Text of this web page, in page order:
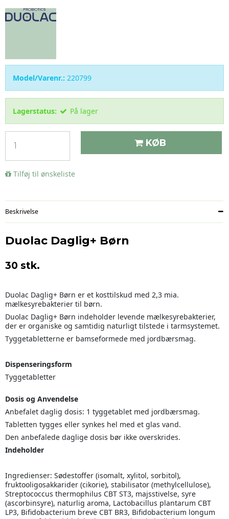
Model/Varenr.: 220799
Lagerstatus: På lager
KØB
Tilføj til ønskeliste
Beskrivelse
Duolac Daglig+ Børn
30 stk.
Duolac Daglig+ Børn er et kosttilskud med 2,3 mia.
mælkesyrebakterier til børn.
Duolac Daglig+ Børn indeholder levende mælkesyrebakterier,
der er organiske og samtidig naturligt tilstede i tarmsystemet.
Tyggetabletterne er bamseformede med jordbærsmag.
Dispenseringsform
Tyggetabletter
Dosis og Anvendelse
Anbefalet daglig dosis: 1 tyggetablet med jordbærsmag.
Tabletten tygges eller synkes hel med et glas vand.
Den anbefalede daglige dosis bør ikke overskrides.
Indeholder
Ingredienser: Sødestoffer (isomalt, xylitol, sorbitol),
fruktooligosakkarider (cikorie), stabilisator (methylcellulose),
Streptococcus thermophilus CBT ST3, majsstivelse, syre
(ascorbinsyre), naturlig aroma, Lactobacillus plantarum CBT
LP3, Bifidobacterium breve CBT BR3, Bifidobacterium longum